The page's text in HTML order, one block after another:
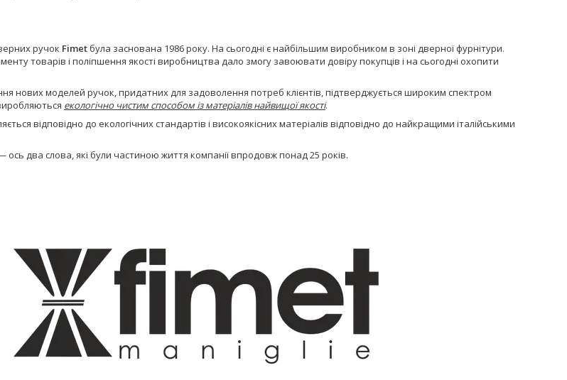
ручок Fimetбула заснована 1986 року. На сьогодні є найбільшим виробником в зоні дверної фурнітури.
товарів і поліпшення якості виробництва дало змогу завоювати довіру покупців і на сьогодні охопити
нових моделей ручок, придатних для задоволення потреб клієнтів, підтверджується широким спектром
екологічно чистим способом із матеріалів найвищої якості.
відповідно до екологічних стандартів і високоякісних матеріалів відповідно до найкращими італійськими
ось два слова, які були частиною життя компанії впродовж понад 25 років.